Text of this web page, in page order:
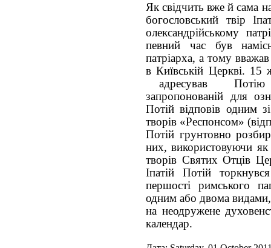
Як свідчить вже й сама
богословський твір
олександрійському
певний час був
патріарха, а тому
в Київській Церкві. 15
адресував Потію
запропонованій для
Потій відповів одним
творів «Респонсом»
Потій грунтовно
них, використовуючи
творів Святих Отців
Іпатій Потій
першості римського
одним або двома видами,
на неодружене
календар.